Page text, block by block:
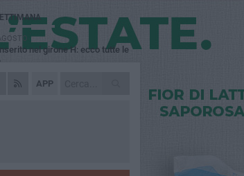
APP
nel girone H: ecco tutte le
una solida certezza
per le corsie offensive: